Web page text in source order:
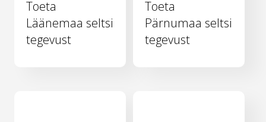
Toeta
Läänemaa seltsi
tegevust
Toeta
Pärnumaa seltsi
tegevust